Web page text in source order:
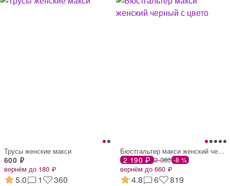
Трусы женские макси
600 ₽
вернём до 180 ₽
5.0 1 360
Бюстгальтер макси женский черный с цвето
2 190 ₽ 2 380 -8 %
вернём до 660 ₽
4.8 6 819